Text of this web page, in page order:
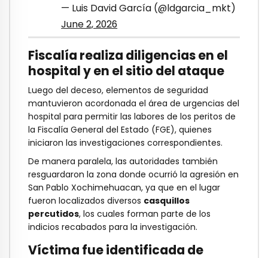
— Luis David García (@ldgarcia_mkt)
June 2, 2026
Fiscalía realiza diligencias en el
hospital y en el sitio del ataque
Luego del deceso, elementos de seguridad
mantuvieron acordonada el área de urgencias del
hospital para permitir las labores de los peritos de
la Fiscalía General del Estado (FGE), quienes
iniciaron las investigaciones correspondientes.
De manera paralela, las autoridades también
resguardaron la zona donde ocurrió la agresión en
San Pablo Xochimehuacan, ya que en el lugar
fueron localizados diversos casquillos
percutidos, los cuales forman parte de los
indicios recabados para la investigación.
Víctima fue identificada de